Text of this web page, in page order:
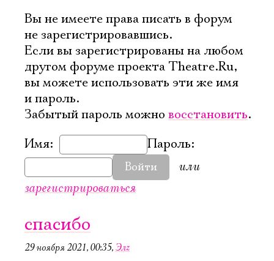
Вы не имеете права писать в форум
не зарегистрировавшись.
Если вы зарегистрированы на любом
другом форуме проекта Theatre.Ru,
вы можете использовать эти же имя
и пароль.
Забытый пароль можно восстановить.
Имя:
Пароль:
Войти
или
зарегистрироваться
спасибо
29 ноября 2021, 00:35, Элz